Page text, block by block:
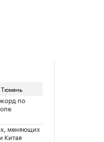
Тюмень
по
меняющих
Китая